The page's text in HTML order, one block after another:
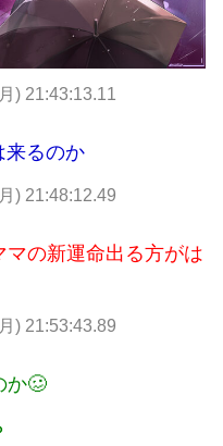
) 21:43:13.11
来るのか
) 21:48:12.49
の新運命出る方がは
) 21:53:43.89
か🥴